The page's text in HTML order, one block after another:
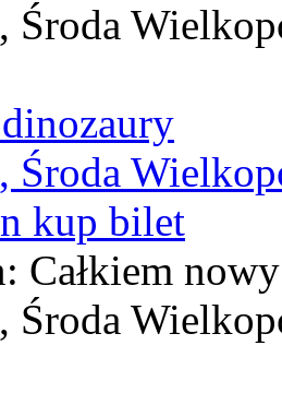
Środa
Środa
kup bilet
Całkiem
Środa